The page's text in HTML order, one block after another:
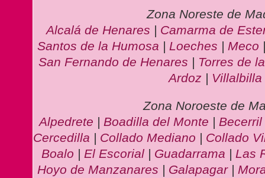
Zona Noreste de
Alcalá de Henares | Camarma de
Santos de la Humosa | Loeches | Meco
San Fernando de Henares | Torres de
Ardoz | Villalbilla
Zona Noroeste de
Alpedrete | Boadilla del Monte |
Cercedilla | Collado Mediano | Collado
Boalo | El Escorial| Guadarrama | Las
Hoyo de Manzanares | Galapagar|